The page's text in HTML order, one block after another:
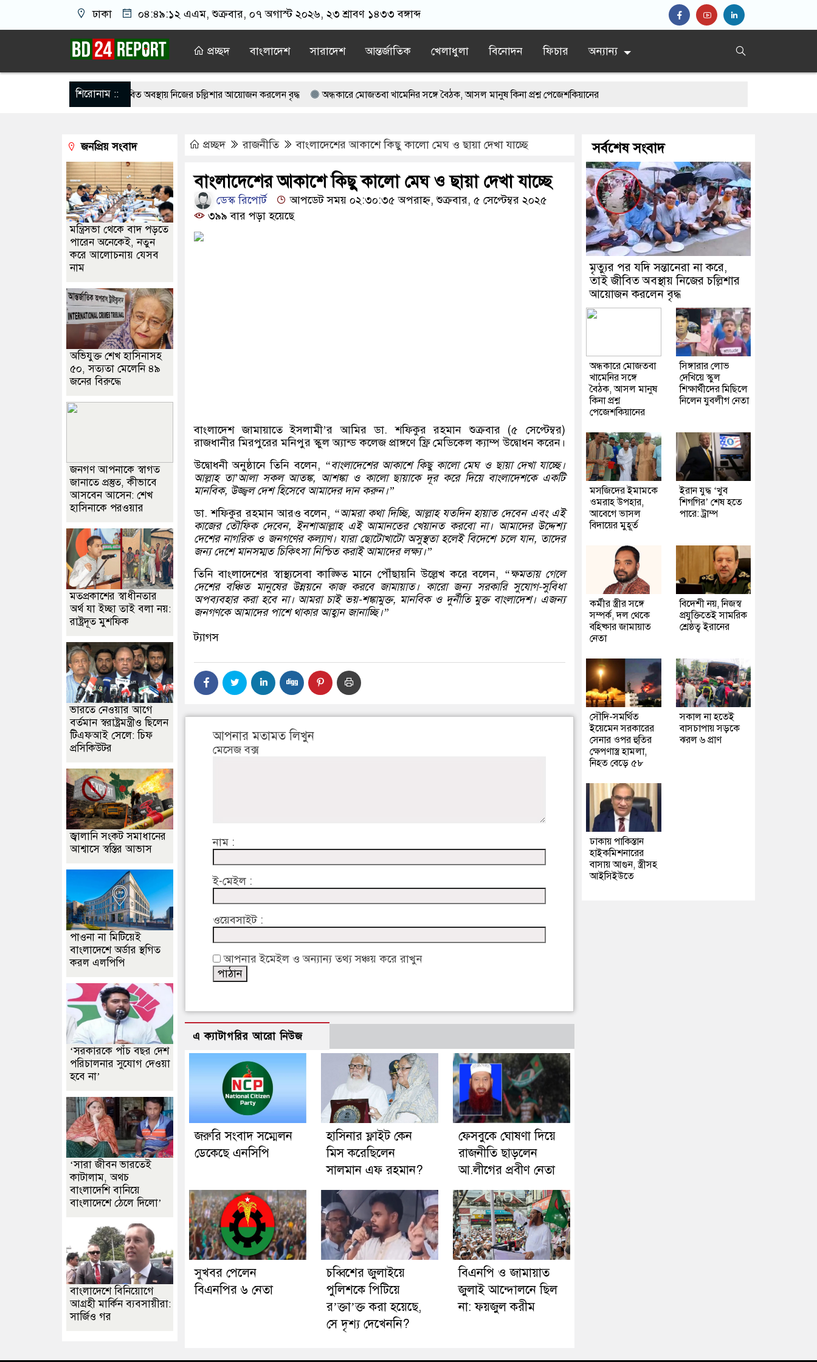
ঢাকা ০৪:৪৯:১২ এএম, শুক্রবার, ০৭ অগাস্ট ২০২৬, ২৩ শ্রাবণ ১৪৩৩ বঙ্গাব্দ
প্রচ্ছদ বাংলাদেশ সারাদেশ আন্তর্জাতিক খেলাধুলা বিনোদন ফিচার অন্যান্য
শিরোনাম ::
না করে, তাই জীবিত অবস্থায় নিজের চল্লিশার আয়োজন করলেন বৃদ্ধ অন্ধকারে মোজতবা খামেনির সঙ্গে বৈঠক, আসল মানুষ কিনা প্রশ্ন পেজেশকিয়ানের
শিগগির’ শেষ হতে পারে: ট্রাম্প কর্মীর স্ত্রীর সঙ্গে সম্পর্ক, দল থেকে বহিষ্কার জামায়াত নেতা বিদেশী নয়, নিজস্ব প্রযুক্তিতেই সামরিক শ্রেষ্ঠত্ব ইরানের
ইয়েমেন সরকারের সেনার ওপর হুতির ক্ষেপণাস্ত্র হামলা, নিহত বেড়ে ৫৮ সকাল না হতেই বাসচাপায় সড়কে ঝরল ৬ প্রাণ
হাইকমিশনারের বাসায় আগুন, স্ত্রীসহ আইসিইউতে
প্রচ্ছদ রাজনীতি বাংলাদেশের আকাশে কিছু কালো মেঘ ও ছায়া দেখা যাচ্ছে
বাংলাদেশের আকাশে কিছু কালো মেঘ ও ছায়া দেখা যাচ্ছে
ডেস্ক রিপোর্ট
আপডেট সময় ০২:৩০:৩৫ অপরাহ্ন, শুক্রবার, ৫ সেপ্টেম্বর ২০২৫
৩৯৯ বার পড়া হয়েছে
বাংলাদেশ জামায়াতে ইসলামী’র আমির ডা. শফিকুর রহমান শুক্রবার (৫ সেপ্টেম্বর)
রাজধানীর মিরপুরের মনিপুর স্কুল অ্যান্ড কলেজ প্রাঙ্গণে ফ্রি মেডিকেল ক্যাম্প উদ্বোধন করেন।
উদ্বোধনী অনুষ্ঠানে তিনি বলেন, “বাংলাদেশের আকাশে কিছু কালো মেঘ ও ছায়া দেখা যাচ্ছে।
আল্লাহ তা’আলা সকল আতঙ্ক, আশঙ্কা ও কালো ছায়াকে দূর করে দিয়ে বাংলাদেশকে একটি
মানবিক, উজ্জ্বল দেশ হিসেবে আমাদের দান করুন।”
ডা. শফিকুর রহমান আরও বলেন, “আমরা কথা দিচ্ছি, আল্লাহ যতদিন হায়াত দেবেন এবং এই
কাজের তৌফিক দেবেন, ইনশাআল্লাহ এই আমানতের খেয়ানত করবো না। আমাদের উদ্দেশ্য
দেশের নাগরিক ও জনগণের কল্যাণ। যারা ছোটোখাটো অসুস্থতা হলেই বিদেশে চলে যান, তাদের
জন্য দেশে মানসম্মত চিকিৎসা নিশ্চিত করাই আমাদের লক্ষ্য।”
তিনি বাংলাদেশের স্বাস্থ্যসেবা কাঙ্ক্ষিত মানে পৌঁছায়নি উল্লেখ করে বলেন, “ক্ষমতায় গেলে
দেশের বঞ্চিত মানুষের উন্নয়নে কাজ করবে জামায়াত। কারো জন্য সরকারি সুযোগ-সুবিধা
অপব্যবহার করা হবে না। আমরা চাই ভয়-শঙ্কামুক্ত, মানবিক ও দুর্নীতি মুক্ত বাংলাদেশ। এজন্য
জনগণকে আমাদের পাশে থাকার আহ্বান জানাচ্ছি।”
ট্যাগস
আপনার মতামত লিখুন
মেসেজ বক্স
নাম :
ই-মেইল :
ওয়েবসাইট :
আপনার ইমেইল ও অন্যান্য তথ্য সঞ্চয় করে রাখুন
এ ক্যাটাগরির আরো নিউজ
জরুরি সংবাদ সম্মেলন
ডেকেছে এনসিপি
হাসিনার ফ্লাইট কেন
মিস করেছিলেন
সালমান এফ রহমান?
ফেসবুকে ঘোষণা দিয়ে
রাজনীতি ছাড়লেন
আ.লীগের প্রবীণ নেতা
সুখবর পেলেন
বিএনপির ৬ নেতা
চব্বিশের জুলাইয়ে
পুলিশকে পিটিয়ে
র’ক্তা’ক্ত করা হয়েছে,
সে দৃশ্য দেখেননি?
বিএনপি ও জামায়াত
জুলাই আন্দোলনে ছিল
না: ফয়জুল করীম
জনপ্রিয় সংবাদ
মন্ত্রিসভা থেকে বাদ পড়তে
পারেন অনেকেই, নতুন
করে আলোচনায় যেসব
নাম
অভিযুক্ত শেখ হাসিনাসহ
৫০, সত্যতা মেলেনি ৪৯
জনের বিরুদ্ধে
জনগণ আপনাকে স্বাগত
জানাতে প্রস্তুত, কীভাবে
আসবেন আসেন: শেখ
হাসিনাকে পরওয়ার
মতপ্রকাশের স্বাধীনতার
অর্থ যা ইচ্ছা তাই বলা নয়:
রাষ্ট্রদূত মুশফিক
ভারতে নেওয়ার আগে
বর্তমান স্বরাষ্ট্রমন্ত্রীও ছিলেন
টিএফআই সেলে: চিফ
প্রসিকিউটর
জ্বালানি সংকট সমাধানের
আশ্বাসে স্বস্তির আভাস
পাওনা না মিটিয়েই
বাংলাদেশে অর্ডার স্থগিত
করল এলপিপি
‘সরকারকে পাঁচ বছর দেশ
পরিচালনার সুযোগ দেওয়া
হবে না’
‘সারা জীবন ভারতেই
কাটালাম, অথচ
বাংলাদেশি বানিয়ে
বাংলাদেশে ঠেলে দিলো’
বাংলাদেশে বিনিয়োগে
আগ্রহী মার্কিন ব্যবসায়ীরা:
সার্জিও গর
সর্বশেষ সংবাদ
মৃত্যুর পর যদি সন্তানেরা না করে,
তাই জীবিত অবস্থায় নিজের চল্লিশার
আয়োজন করলেন বৃদ্ধ
অন্ধকারে মোজতবা
খামেনির সঙ্গে
বৈঠক, আসল মানুষ
কিনা প্রশ্ন
পেজেশকিয়ানের
সিঙ্গারার লোভ
দেখিয়ে স্কুল
শিক্ষার্থীদের মিছিলে
নিলেন যুবলীগ নেতা
মসজিদের ইমামকে
ওমরাহ উপহার,
আবেগে ভাসল
বিদায়ের মুহূর্ত
ইরান যুদ্ধ ‘খুব
শিগগির’ শেষ হতে
পারে: ট্রাম্প
কর্মীর স্ত্রীর সঙ্গে
সম্পর্ক, দল থেকে
বহিষ্কার জামায়াত
নেতা
বিদেশী নয়, নিজস্ব
প্রযুক্তিতেই সামরিক
শ্রেষ্ঠত্ব ইরানের
সৌদি-সমর্থিত
ইয়েমেন সরকারের
সেনার ওপর হুতির
ক্ষেপণাস্ত্র হামলা,
নিহত বেড়ে ৫৮
সকাল না হতেই
বাসচাপায় সড়কে
ঝরল ৬ প্রাণ
ঢাকায় পাকিস্তান
হাইকমিশনারের
বাসায় আগুন, স্ত্রীসহ
আইসিইউতে